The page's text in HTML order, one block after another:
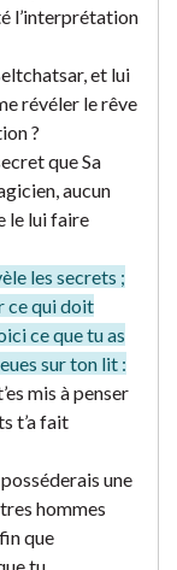
l’interprétation
et lui
révéler le rêve
?
que Sa
aucun
le lui faire
les secrets ;
ce qui doit
ce que tu as
sur ton lit :
mis à penser
t’a fait
une
hommes
que
tu